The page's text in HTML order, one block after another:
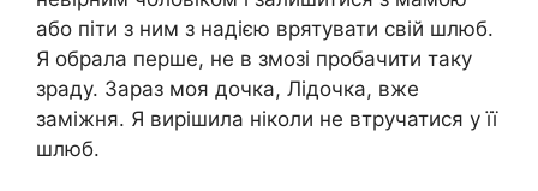
або піти з ним з надією врятувати свій шлюб.
Я обрала перше, не в змозі пробачити таку
зраду. Зараз моя дочка, Лідочка, вже
заміжня. Я вирішила ніколи не втручатися у її
шлюб.